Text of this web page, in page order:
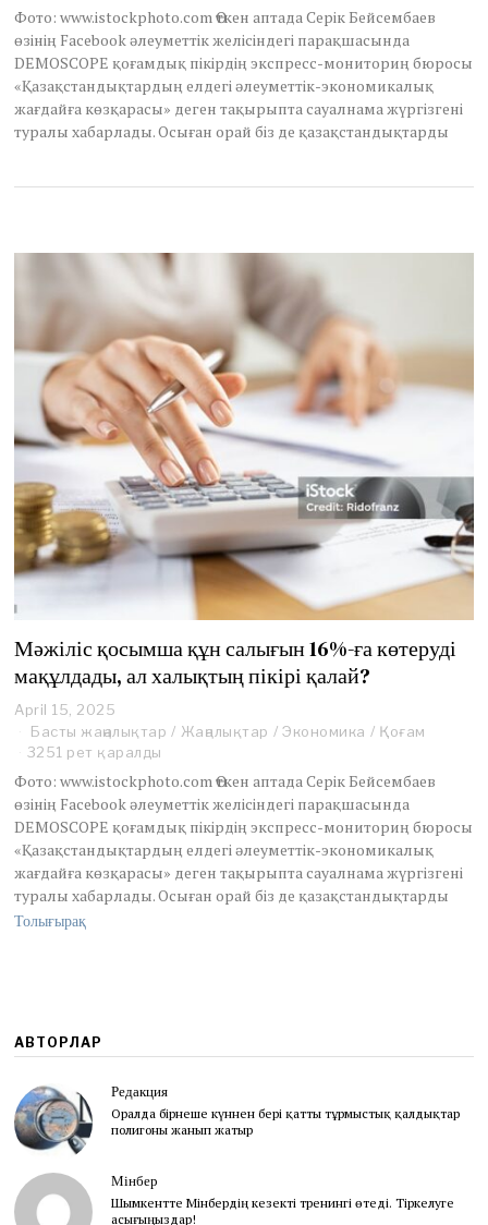
2
0
2
Фото: www.istockphoto.com Өткен аптада Серік Бейсембаев
өзінің Facebook әлеуметтік желісіндегі парақшасында
DEMOSCOPE қоғамдық пікірдің экспресс-мониториң бюросы
«Қазақстандықтардың елдегі әлеуметтік-экономикалық
жағдайға көзқарасы» деген тақырыпта сауалнама жүргізгені
туралы хабарлады. Осыған орай біз де қазақстандықтарды
Мәжіліс қосымша құн салығын 16%-ға көтеруді
мақұлдады, ал халықтың пікірі қалай?
April 15, 2025
p
r
l
1
5
,
0
2
Басты жаңалықтар / Жаңалықтар / Экономика / Қоғам
3251 рет қаралды
Фото: www.istockphoto.com Өткен аптада Серік Бейсембаев
өзінің Facebook әлеуметтік желісіндегі парақшасында
DEMOSCOPE қоғамдық пікірдің экспресс-мониториң бюросы
«Қазақстандықтардың елдегі әлеуметтік-экономикалық
жағдайға көзқарасы» деген тақырыпта сауалнама жүргізгені
туралы хабарлады. Осыған орай біз де қазақстандықтарды
Толығырақ
АВТОРЛАР
Редакция
Оралда бірнеше күннен бері қатты тұрмыстық қалдықтар
полигоны жанып жатыр
Мінбер
Шымкентте Мінбердің кезекті тренингі өтеді. Тіркелуге
асығыңыздар!